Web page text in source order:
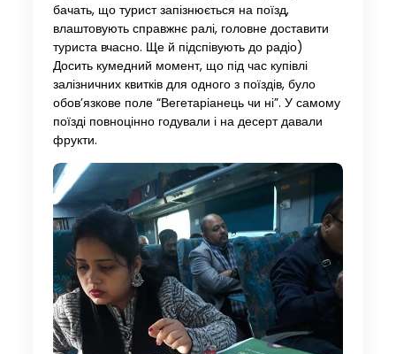
бачать, що турист запізнюється на поїзд,
влаштовують справжнє ралі, головне доставити
туриста вчасно. Ще й підспівують до радіо)
Досить кумедний момент, що під час купівлі
залізничних квитків для одного з поїздів, було
обов’язкове поле “Вегетаріанець чи ні”. У самому
поїзді повноцінно годували і на десерт давали
фрукти.